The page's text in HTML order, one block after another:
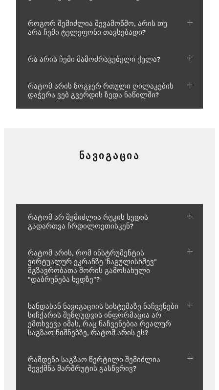
როგორ შემიძლია შევამოწმო, არის თუ
არა ჩემი ტელეფონი თავსებადი?
რა არის ჩემი მამოძრავებელი ქულა?
რატომ არის ზოგჯერ რთული ღილაკების
დაჭერა ვებ გვერდის ზედა ნაწილში?
ᲜᲐᲕᲘᲒᲐᲪᲘᲐ
რატომ არ შემიძლია რუკის ხედის
გადართვა ჩრდილოეთისკენ?
რატომ არის, რომ ინსტრუმენტის
ვირტუალურ ეკრანზე 'ნაგულისხმევ"
მგზავრობათა შორის გამოსახული
"დაბრუნება ხედზე"?
ხანდახან ნავიგაციის სისტემაზე ნაჩვენები
სიჩქარის შეზღუდვის ინფორმაცია არ
ემთხვევა იმას, რაც ნაჩვენებია რეალურ
საგზაო ნიშნებზე, რატომ არის ეს?
რამდენი საგზაო წერტილი შემიძლია
შევქმნა მარშრუტის გასწვრივ?